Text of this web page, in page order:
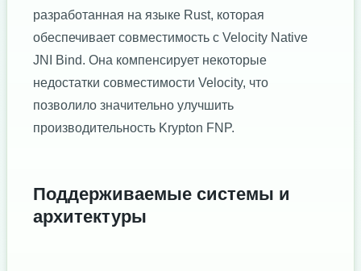
разработанная на языке Rust, которая
обеспечивает совместимость с Velocity Native
JNI Bind. Она компенсирует некоторые
недостатки совместимости Velocity, что
позволило значительно улучшить
производительность Krypton FNP.
Поддерживаемые системы и
архитектуры